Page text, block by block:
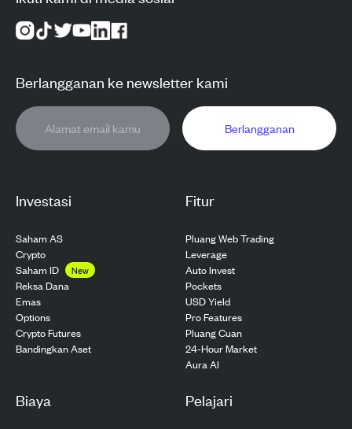
Investasi
Saham AS
Crypto
Saham ID
New
Reksa Dana
Emas
Options
Crypto Futures
Bandingkan Aset
Fitur
Pluang Web Trading
Leverage
Auto Invest
Pockets
USD Yield
Pro Features
Pluang Cuan
24-Hour Market
Aura AI
Biaya Pelajari
Berlangganan ke newsletter kami
Berlangganan